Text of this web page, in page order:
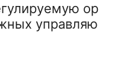
ор
управляю